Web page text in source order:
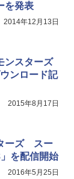
を発表
2014年12月13日
ンスターズ
ンロード記
2015年8月17日
ーズ スー
を配信開始
2016年5月25日